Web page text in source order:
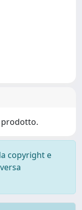
prodotto.
copyright e